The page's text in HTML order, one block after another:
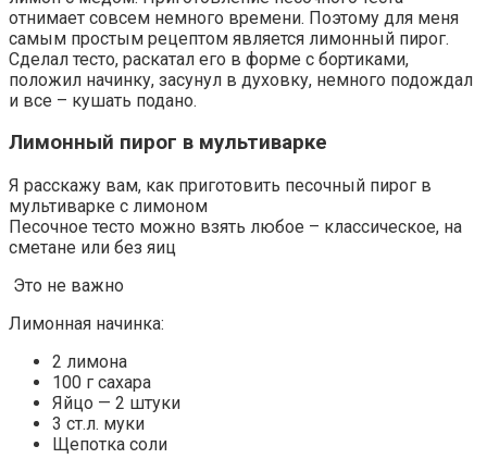
отнимает совсем немного времени. Поэтому для меня
самым простым рецептом является лимонный пирог.
Сделал тесто, раскатал его в форме с бортиками,
положил начинку, засунул в духовку, немного подождал
и все – кушать подано.
Лимонный пирог в мультиварке
Я расскажу вам, как приготовить песочный пирог в
мультиварке с лимоном
Песочное тесто можно взять любое – классическое, на
сметане или без яиц
Это не важно
Лимонная начинка:
2 лимона
100 г сахара
Яйцо — 2 штуки
3 ст.л. муки
Щепотка соли